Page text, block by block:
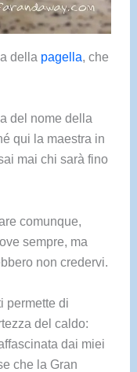
della pagella, che
del nome della
qui la maestra in
mai chi sarà fino
comunque,
sempre, ma
non credervi.
permette di
del caldo:
dai miei
che la Gran